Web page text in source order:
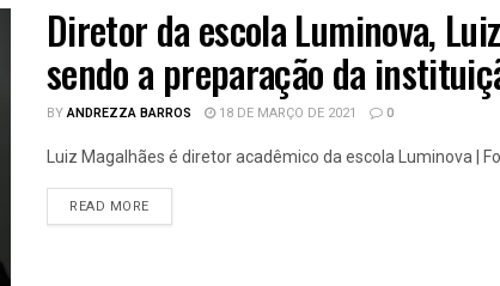
Diretor da escola Luminova,
sendo a preparação da
BYANDREZZA BARROS 18 DE MARÇO DE 2021 0
Luiz Magalhães é diretor acadêmico da escola Luminova |
READ MORE